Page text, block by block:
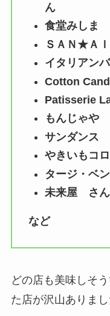
ん
食堂みしま
ＳＡＮ★Ａ
イタリアン
Cotton
Patisserie
もんじゃや
サンダンス
やきいもコ
タージ・ベ
未来屋 さん
など
どの店も美味しそ
た店が沢山ありまし